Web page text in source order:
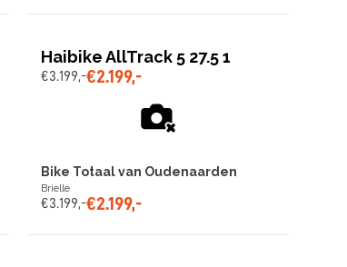
Haibike AllTrack 5 27.5 1
€3.199,-€2.199,-
Bike Totaal van Oudenaarden
Brielle
€3.199,-€2.199,-